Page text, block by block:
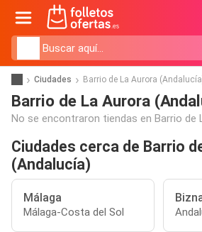
Ciudades Barrio de La Aurora
Barrio de La Aurora
No se encontraron tiendas en Barrio de
Ciudades cerca de Barrio
(Andalucía)
Málaga
Málaga-Costa del Sol